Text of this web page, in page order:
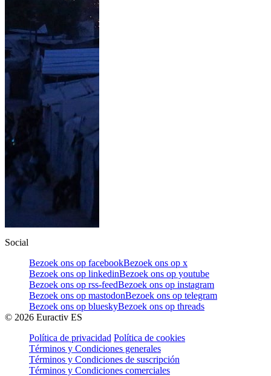
Social
Bezoek ons op facebookBezoek ons op x
Bezoek ons op linkedinBezoek ons op youtube
Bezoek ons op rss-feedBezoek ons op instagram
Bezoek ons op mastodonBezoek ons op telegram
Bezoek ons op blueskyBezoek ons op threads
© 2026 Euractiv ES
Política de privacidad Política de cookies
Términos y Condiciones generales
Términos y Condiciones de suscripción
Términos y Condiciones comerciales